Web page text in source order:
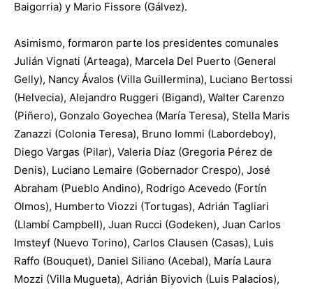
Baigorria) y Mario Fissore (Gálvez).
Asimismo, formaron parte los presidentes comunales
Julián Vignati (Arteaga), Marcela Del Puerto (General
Gelly), Nancy Ávalos (Villa Guillermina), Luciano Bertossi
(Helvecia), Alejandro Ruggeri (Bigand), Walter Carenzo
(Piñero), Gonzalo Goyechea (María Teresa), Stella Maris
Zanazzi (Colonia Teresa), Bruno Iommi (Labordeboy),
Diego Vargas (Pilar), Valeria Díaz (Gregoria Pérez de
Denis), Luciano Lemaire (Gobernador Crespo), José
Abraham (Pueblo Andino), Rodrigo Acevedo (Fortín
Olmos), Humberto Viozzi (Tortugas), Adrián Tagliari
(Llambí Campbell), Juan Rucci (Godeken), Juan Carlos
Imsteyf (Nuevo Torino), Carlos Clausen (Casas), Luis
Raffo (Bouquet), Daniel Siliano (Acebal), María Laura
Mozzi (Villa Mugueta), Adrián Biyovich (Luis Palacios),